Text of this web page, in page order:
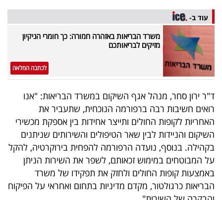
עוד ב-
משרד הבריאות באזהרה חמורה: כך חומרי הניקיון
מזיקים לבריאותכם
לכתבה המלאה
ד"ר ירון סחר, מנהל אגף השיקום במשרד הבריאות: "אנו
רואים חשיבות רבה ברפורמה הנוכחית, שתעביר את
האחריות לקופות החולים ותייצר אחידות בין אספקת מכשירי
השיקום והניידות לבין שאר הטיפולים והשירותים שניתנים
בקהילה. בנוסף, נועדה הרפורמה להפחית בירוקרטיה, להקל
על המבוטחים במימוש זכאותם, לשפר את השירות הניתן
באמצעות קופות החולים ולחזק את תפקידו של משרד
הבריאות כרגולטור, מקדם מדיניות בתחום ואחראי על הפיקוח